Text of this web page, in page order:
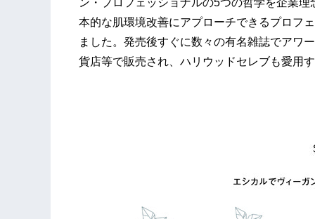
ン・プロフェッショナルの5つの哲学を企業
本的な肌環境改善にアプローチできるプロフ
ました。発売後すぐに数々の有名雑誌でアワ
貨店等で販売され、ハリウッドセレブも愛用